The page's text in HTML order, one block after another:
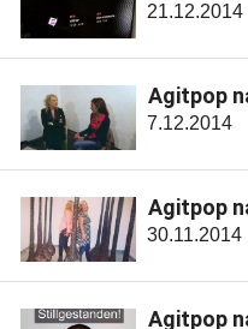
21.12.2014
Agitpop
7.12.2014
Agitpop
30.11.2014
Agitpop